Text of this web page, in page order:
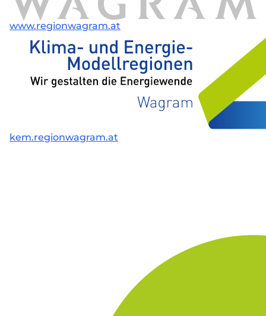
www.regionwagram.at
kem.regionwagram.at